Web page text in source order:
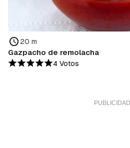
20 m
Gazpacho de remolacha
4 Votos